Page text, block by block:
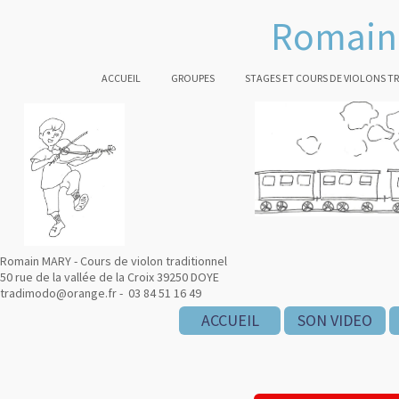
ACCUEIL GROUPES STAGES ET COURS DE VIOLONS
Romain MARY - Cours de violon traditionnel
50 rue de la vallée de la Croix 39250 DOYE
tradimodo@orange.fr - 03 84 51 16 49
ACCUEIL SON VIDEO